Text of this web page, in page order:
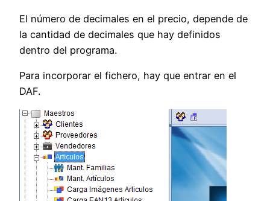
El número de decimales en el precio, depende de
la cantidad de decimales que hay definidos
dentro del programa.
Para incorporar el fichero, hay que entrar en el
DAF.